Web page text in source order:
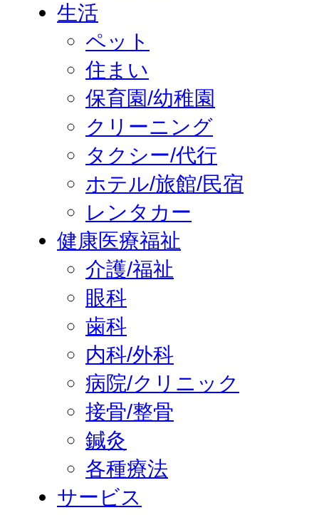
生活
ペット
住まい
保育園/幼稚園
クリーニング
タクシー/代行
ホテル/旅館/民宿
レンタカー
健康医療福祉
介護/福祉
眼科
歯科
内科/外科
病院/クリニック
接骨/整骨
鍼灸
各種療法
サービス